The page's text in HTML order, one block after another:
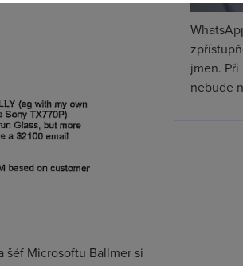
šéf Microsoftu Ballmer si
jmen.
nebude